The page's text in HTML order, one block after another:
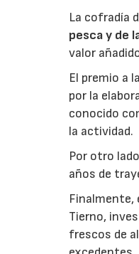
La cofradía
pesca y de
valor
El premio a la
por la
conocido
la actividad.
Por otro
años de
Finalmente,
Tierno,
frescos de